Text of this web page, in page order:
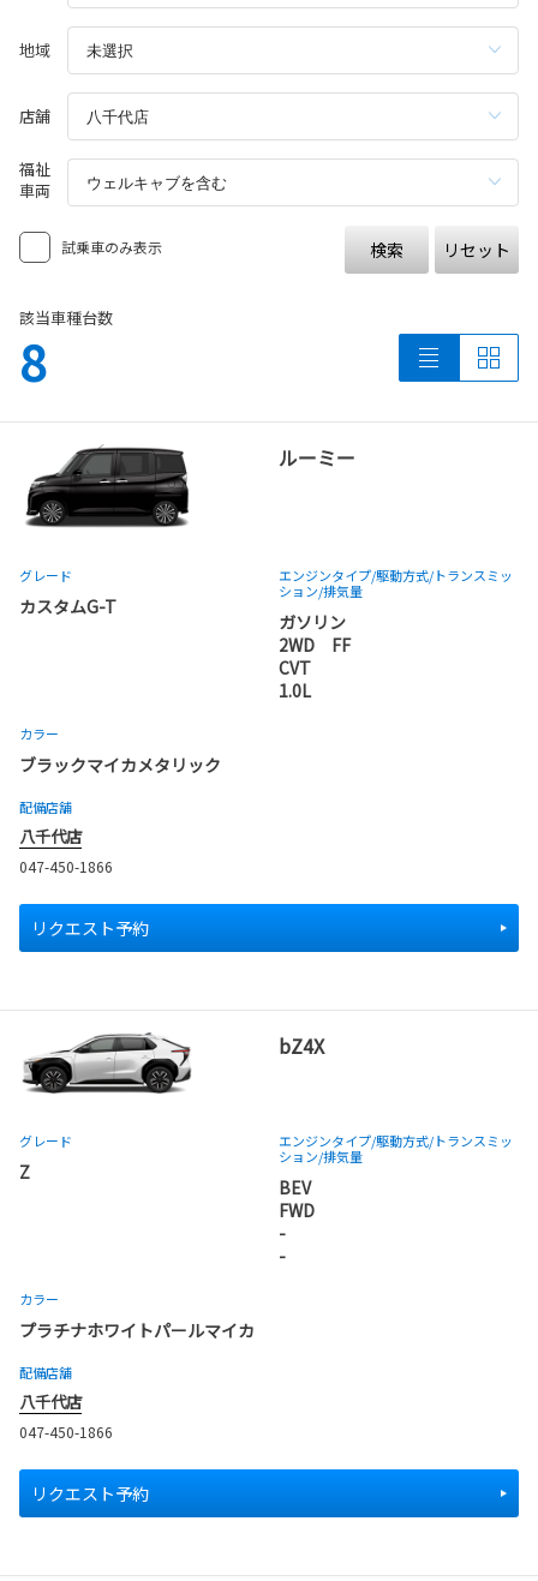
地域
店舗
福祉
車両
試乗車のみ表示 検索 リセット
該当車種台数
8
ルーミー
グレード
カスタムG-T
エンジンタイプ/駆動方式/トランスミッ
ション/排気量
ガソリン
2WD FF
CVT
1.0L
カラー
ブラックマイカメタリック
配備店舗
八千代店
047-450-1866
リクエスト予約
bZ4X
グレード
Z
エンジンタイプ/駆動方式/トランスミッ
ション/排気量
BEV
FWD
-
-
カラー
プラチナホワイトパールマイカ
配備店舗
八千代店
047-450-1866
リクエスト予約